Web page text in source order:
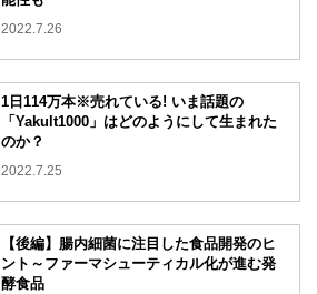
2022.7.26
1日114万本※売れている! いま話題の
「Yakult1000」はどのようにして生まれた
のか？
2022.7.25
【後編】腸内細菌に注目した食品開発のヒ
ント～ファーマシューティカル化が進む発
酵食品